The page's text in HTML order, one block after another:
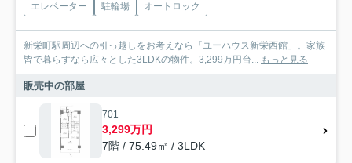
エレベーター 駐輪場 オートロック
新栄町駅周辺への引っ越しをお考えなら「ユーハウス新栄西館」。家族
皆で暮らすなら広々とした3LDKの物件。3,299万円台... もっと見る
販売中の部屋
701
3,299万円
7階 / 75.49㎡ / 3LDK